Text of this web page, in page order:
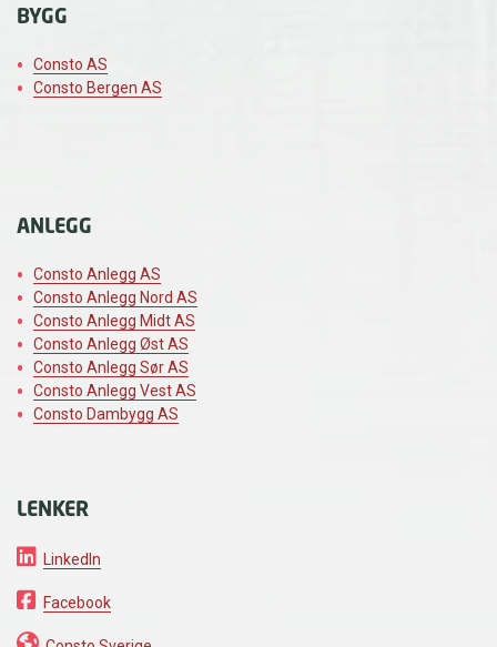
BYGG
Consto AS
Consto Bergen AS
ANLEGG
Consto Anlegg AS
Consto Anlegg Nord AS
Consto Anlegg Midt AS
Consto Anlegg Øst AS
Consto Anlegg Sør AS
Consto Anlegg Vest AS
Consto Dambygg AS
LENKER
LinkedIn
Facebook